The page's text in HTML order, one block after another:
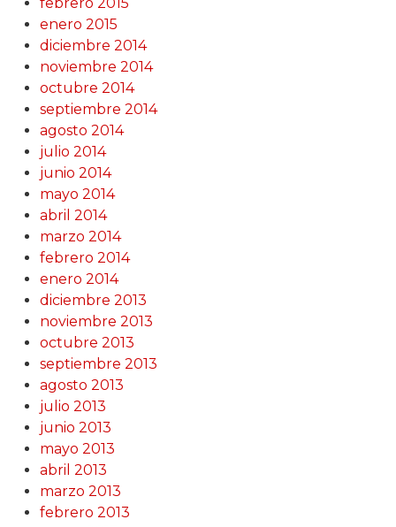
enero 2015
diciembre 2014
noviembre 2014
octubre 2014
septiembre 2014
agosto 2014
julio 2014
junio 2014
mayo 2014
abril 2014
marzo 2014
febrero 2014
enero 2014
diciembre 2013
noviembre 2013
octubre 2013
septiembre 2013
agosto 2013
julio 2013
junio 2013
mayo 2013
abril 2013
marzo 2013
febrero 2013